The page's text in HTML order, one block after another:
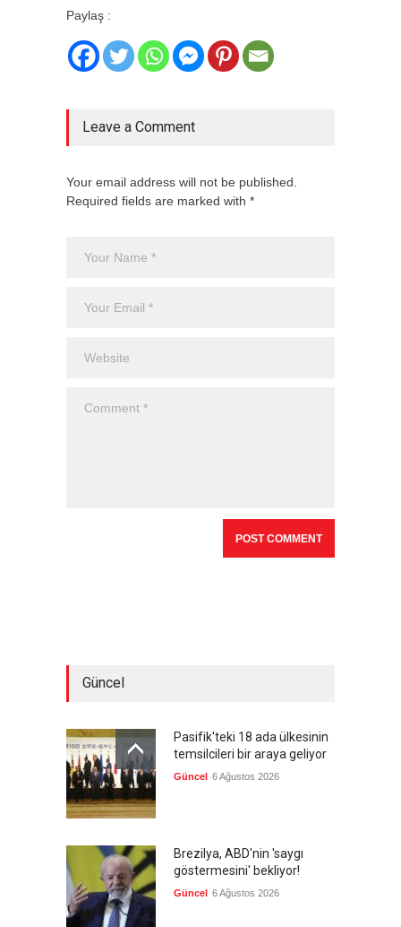
Paylaş :
Leave a Comment
Your email address will not be published.
Required fields are marked with *
Güncel
Pasifik'teki 18 ada ülkesinin
temsilcileri bir araya geliyor
Güncel 6 Ağustos 2026
Brezilya, ABD'nin 'saygı
göstermesini' bekliyor!
Güncel 6 Ağustos 2026